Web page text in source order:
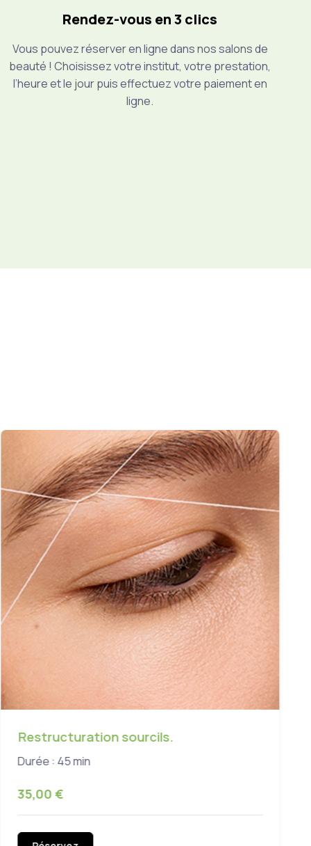
Rendez-vous en 3 clics
Vous pouvez réserver en ligne dans nos salons de
beauté ! Choisissez votre institut, votre prestation,
l’heure et le jour puis effectuez votre paiement en
ligne.
Restructuration sourcils.
Durée : 45 min
35,00 €